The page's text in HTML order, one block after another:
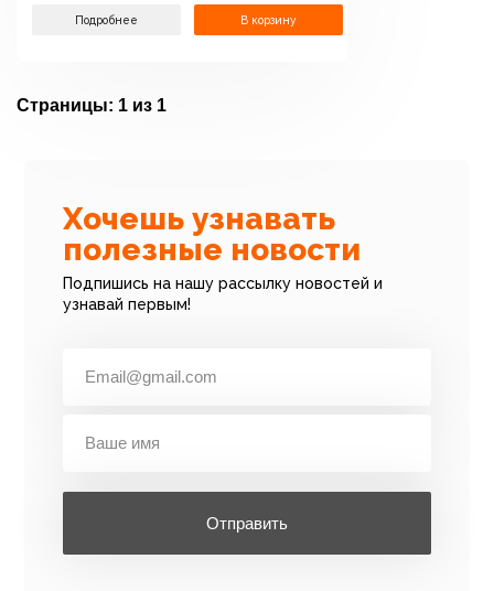
Подробнее В корзину
Страницы: 1 из 1
Хочешь узнавать
полезные новости
Подпишись на нашу рассылку новостей и
узнавай первым!
Отправить